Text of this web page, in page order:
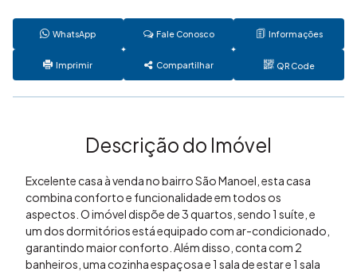
WhatsApp Fale Conosco Informações
Imprimir Compartilhar QR Code
Descrição do Imóvel
Excelente casa à venda no bairro São Manoel, esta casa
combina conforto e funcionalidade em todos os
aspectos. O imóvel dispõe de 3 quartos, sendo 1 suíte, e
um dos dormitórios está equipado com ar-condicionado,
garantindo maior conforto. Além disso, conta com 2
banheiros, uma cozinha espaçosa e 1 sala de estar e 1 sala